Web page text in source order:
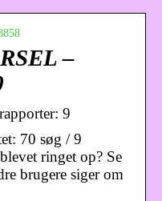
–
9
70 søg / 9
ringet op? Se
brugere siger om